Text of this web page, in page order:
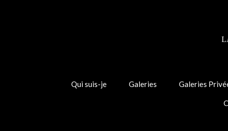
Qui suis-je Galeries Galeries